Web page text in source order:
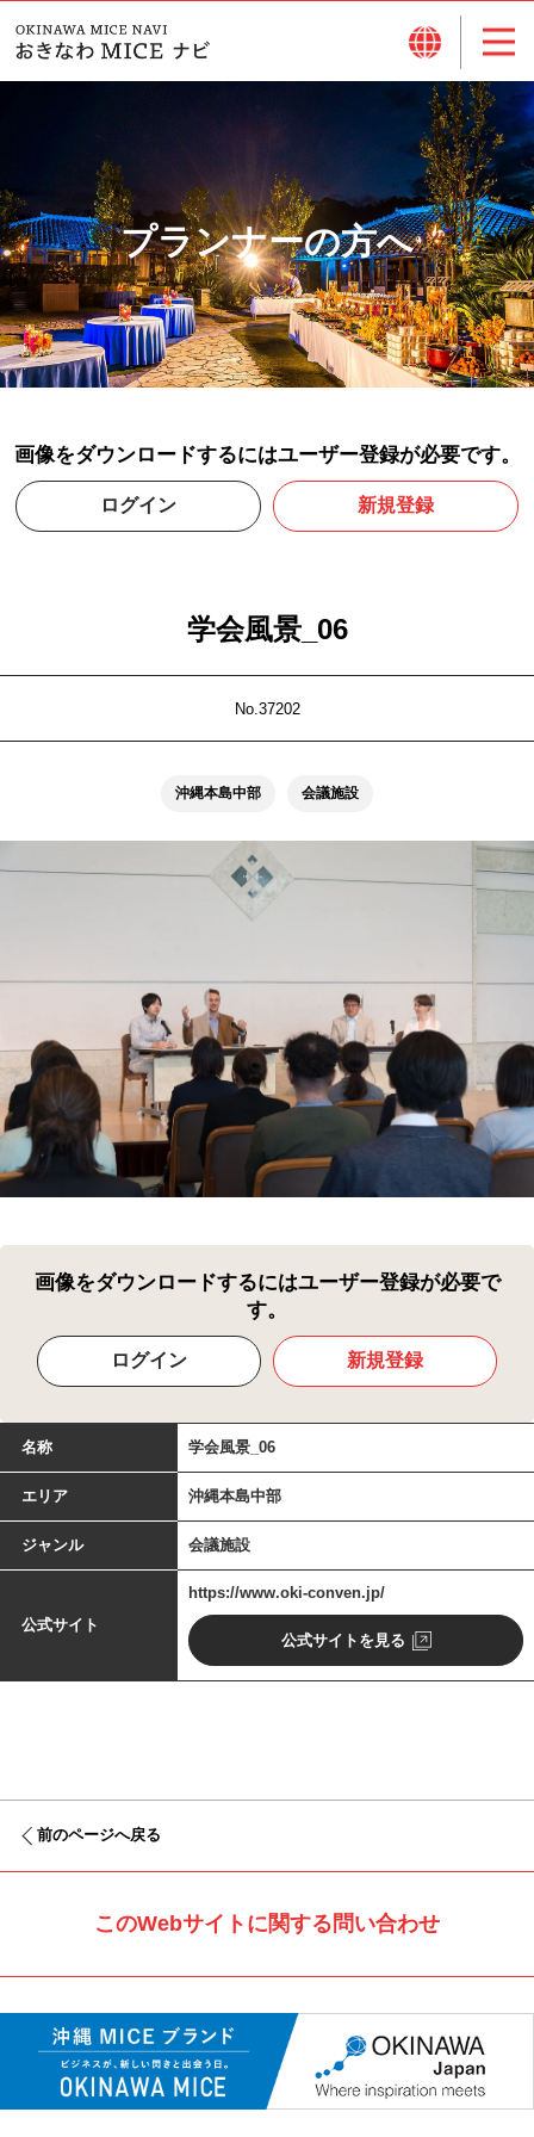
プランナーの方へ
画像をダウンロードするにはユーザー登録が必要です。
ログイン 新規登録
学会風景_06
No.37202
沖縄本島中部 会議施設
画像をダウンロードするにはユーザー登録が必要で
す。
ログイン 新規登録
名称 学会風景_06
エリア 沖縄本島中部
ジャンル 会議施設
公式サイト
https://www.oki-conven.jp/
公式サイトを見る
前のページへ戻る
このWebサイトに関する問い合わせ